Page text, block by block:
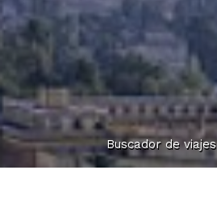
Buscador de viajes